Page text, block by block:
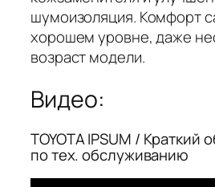
шумоизоляция. Комфорт
хорошем уровне, даже
возраст модели.
Видео:
TOYOTA IPSUM / Краткий
по тех. обслуживанию